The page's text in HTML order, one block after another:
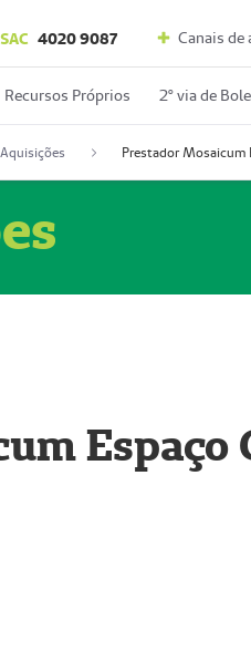
SAC 4020 9087 Canais
Recursos Próprios 2º via de